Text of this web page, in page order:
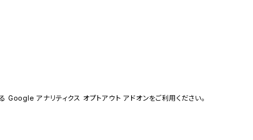
アナリティクス オプトアウト アドオンをご利用ください。